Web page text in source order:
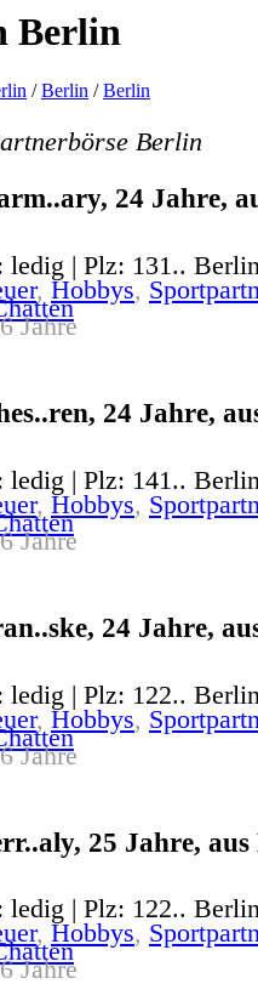
Berlin
/Berlin /Berlin
Berlin
24 Jahre,
ledig | Plz: 131..
, Hobbys,
Jahre
24 Jahre,
ledig | Plz: 141..
, Hobbys,
Jahre
24 Jahre,
ledig | Plz: 122..
, Hobbys,
Jahre
25 Jahre,
ledig | Plz: 122..
, Hobbys,
Jahre